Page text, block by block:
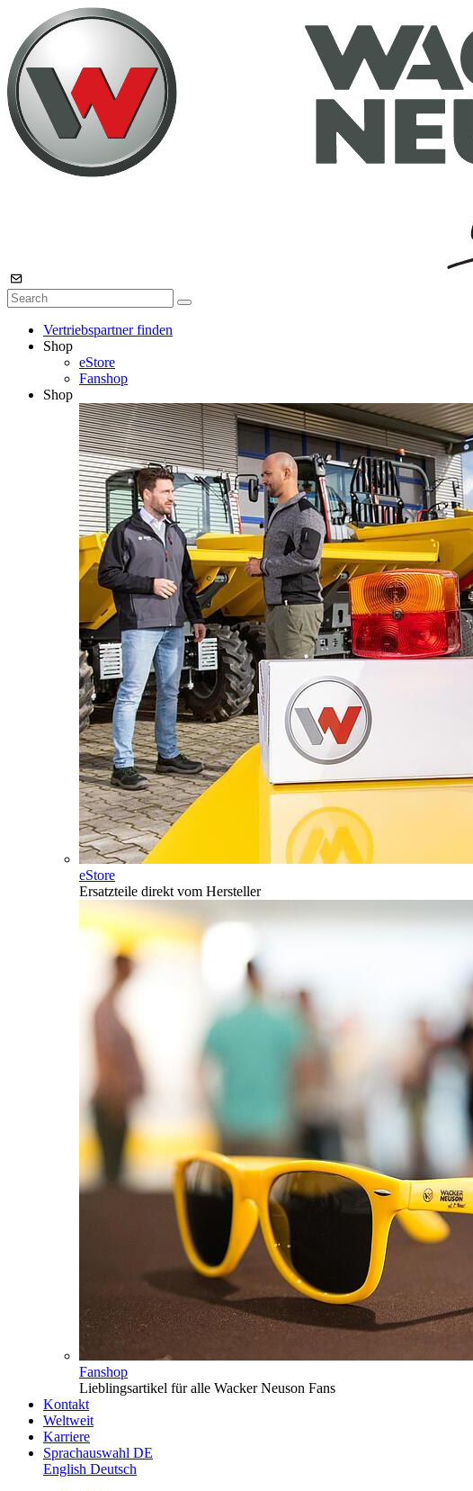
Vertriebspartner finden
Shop
eStore
Fanshop
Shop
eStore
Ersatzteile direkt vom Hersteller
Fanshop
Lieblingsartikel für alle Wacker Neuson Fans
Kontakt
Weltweit
Karriere
Sprachauswahl DE
English Deutsch